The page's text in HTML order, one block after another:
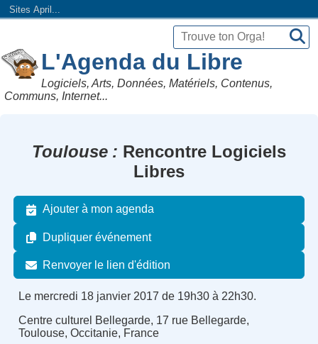
Sites April...
L'Agenda du Libre
Logiciels, Arts, Données, Matériels, Contenus,
Communs, Internet...
Toulouse
Rencontre Logiciels
Libres
Ajouter à mon agenda
Dupliquer événement
Renvoyer le lien d'édition
Le mercredi 18 janvier 2017 de 19h30 à 22h30.
Centre culturel Bellegarde, 17 rue Bellegarde,
Toulouse, Occitanie, France